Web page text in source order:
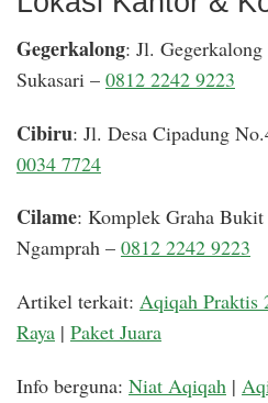
Gegerkalong: Jl.
Sukasari – 0812 2242 9223
Cibiru: Jl. Desa Cipadung
0034 7724
Cilame: Komplek Graha
Ngamprah – 0812 2242 9223
Artikel terkait: Aqiqah Praktis
Raya | Paket Juara
Info berguna: Niat Aqiqah |